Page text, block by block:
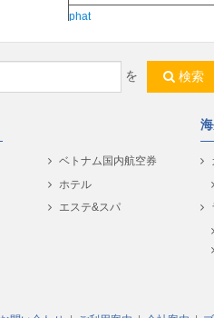
phat
Dòng dõi
banh xe
皮をむく
đòm
ngờ vực
を 検索
ベトナム国内航空券
ホテル
エステ&スパ